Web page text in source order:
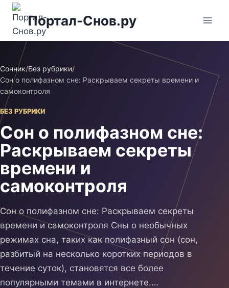
Перейти
содержимому
Портал-Снов.ру
Сонник/Без рубрики/
Сон о полифазном сне: Раскрываем секреты времени и
самоконтроля
БЕЗ РУБРИКИ
Сон о полифазном сне:
Раскрываем секреты
времени и
самоконтроля
Сон о полифазном сне: Раскрываем секреты
времени и самоконтроля Сны о необычных
режимах сна, таких как полифазный сон (сон,
разбитый на несколько коротких периодов в
течение суток), становятся все более
популярными темами в интернете.…